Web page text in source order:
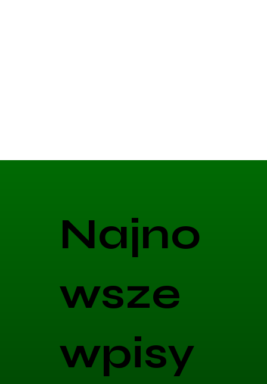
Najno
wsze
wpisy